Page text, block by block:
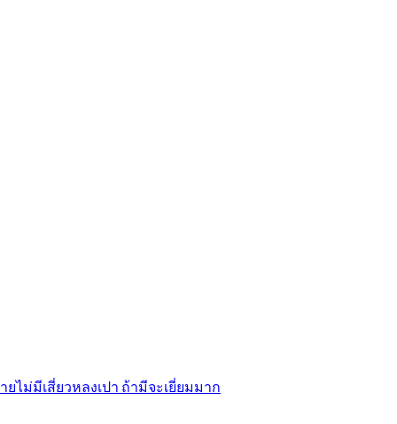
ไม่มีเสี่ยวหลงเปา ถ้ามีจะเยี่ยมมาก